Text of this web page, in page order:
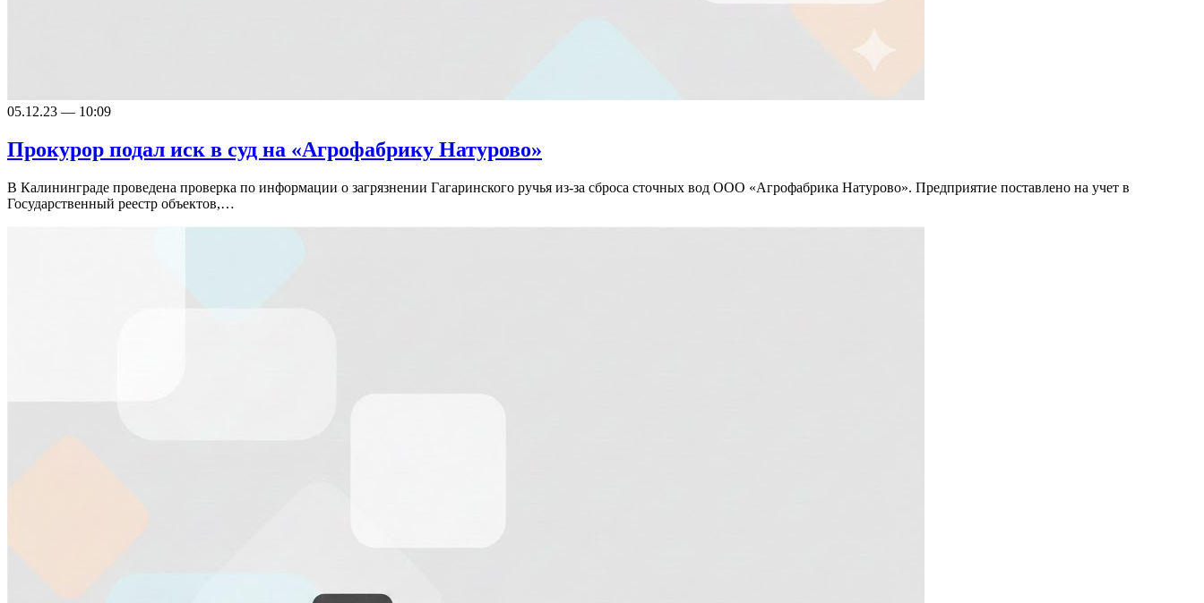
05.12.23 — 10:09
Прокурор подал иск в суд на «Агрофабрику Натурово»
В Калининграде проведена проверка по информации о загрязнении Гагаринского ручья из-за сброса сточных вод ООО «Агрофабрика Натурово». Предприятие поставлено на учет в
Государственный реестр объектов,…